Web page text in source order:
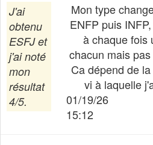
J'ai
obtenu
ESFJet
j'ai noté
mon
résultat
4/5.
Mon type
ENFP puis
à chaque fois
chacun mais
Ca dépend de
vi à laquelle
01/19/26
15:12